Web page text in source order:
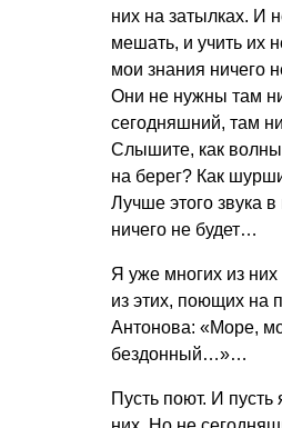
них на затылках. И
мешать, и учить их
мои знания ничего
Они не нужны там
сегодняшний, там
Слышите, как
на берег? Как
Лучше этого звука
ничего не будет…
Я уже многих из
из этих, поющих на
Антонова: «Море,
бездонный…»…
Пусть поют. И пусть